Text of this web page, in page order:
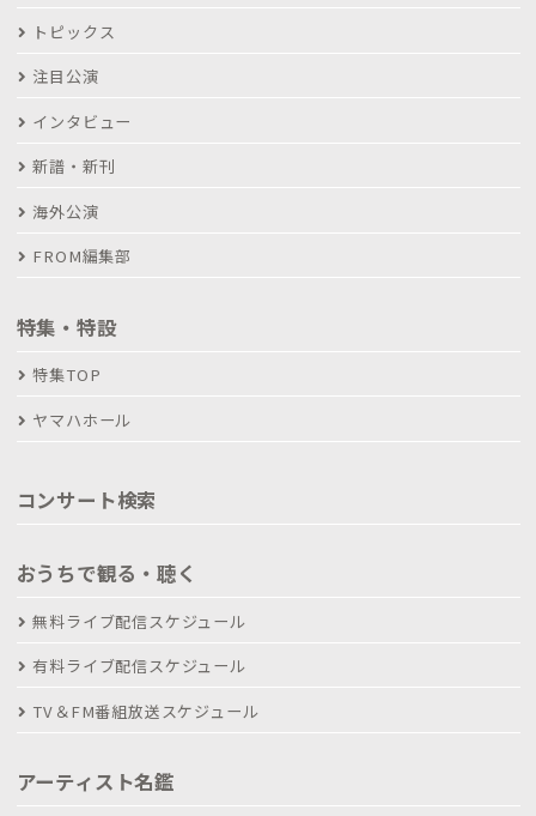
トピックス
注目公演
インタビュー
新譜・新刊
海外公演
FROM編集部
特集・特設
特集TOP
ヤマハホール
コンサート検索
おうちで観る・聴く
無料ライブ配信スケジュール
有料ライブ配信スケジュール
TV＆FM番組放送スケジュール
アーティスト名鑑